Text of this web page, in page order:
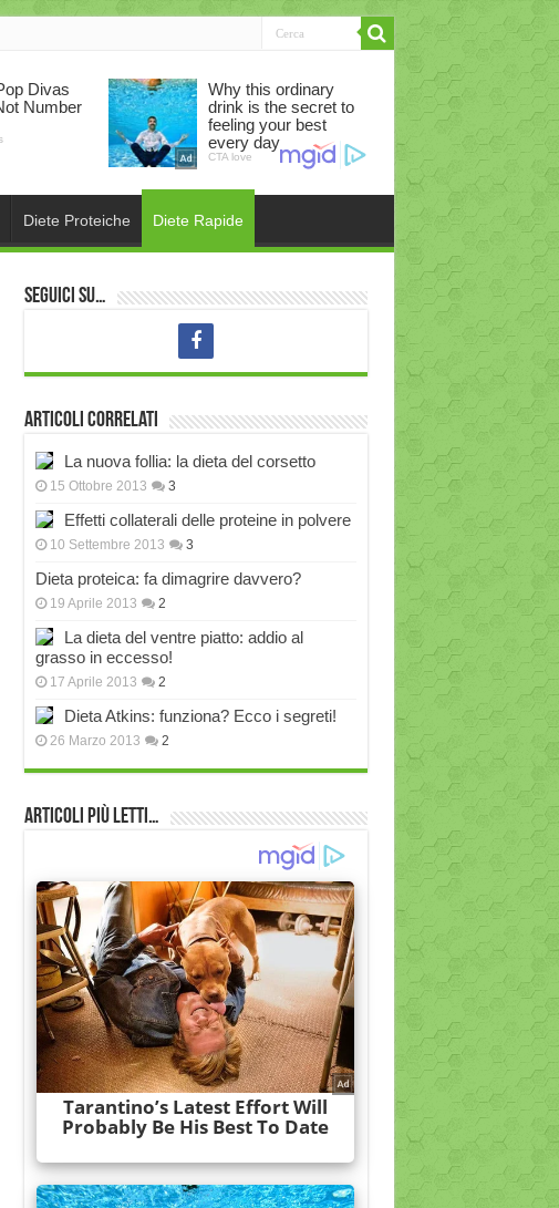
Diete Proteiche Diete Rapide
Seguici su…
Articoli correlati
La nuova follia: la dieta del corsetto
15 Ottobre 2013 3
Effetti collaterali delle proteine in polvere
10 Settembre 2013 3
Dieta proteica: fa dimagrire davvero?
19 Aprile 2013 2
La dieta del ventre piatto: addio al
grasso in eccesso!
17 Aprile 2013 2
Dieta Atkins: funziona? Ecco i segreti!
26 Marzo 2013 2
Articoli più Letti…